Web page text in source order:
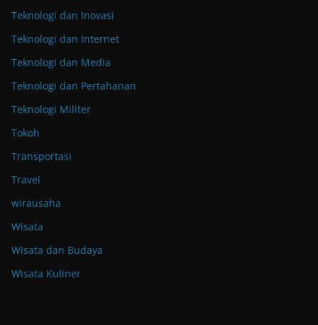
Teknologi dan Inovasi
Teknologi dan Internet
Teknologi dan Media
Teknologi dan Pertahanan
Teknologi Militer
Tokoh
Transportasi
Travel
wirausaha
Wisata
Wisata dan Budaya
Wisata Kuliner